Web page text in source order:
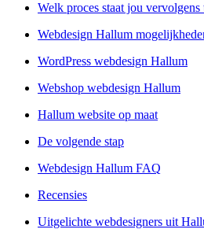
Welk proces staat jou vervolgens
Webdesign Hallum
WordPress webdesign Hallum
Webshop webdesign Hallum
Hallum website op maat
De volgende stap
Webdesign Hallum FAQ
Recensies
Uitgelichte webdesigners uit